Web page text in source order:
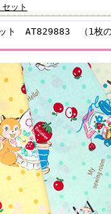
ット
AT829883 （1枚の